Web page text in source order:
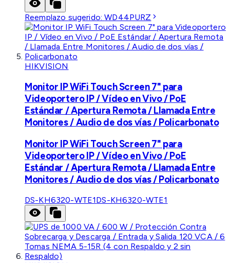
Reemplazo sugerido:WD44PURZ
HIKVISION
Monitor IP WiFi Touch Screen 7" para
Videoportero IP / Vídeo en Vivo / PoE
Estándar / Apertura Remota / Llamada Entre
Monitores / Audio de dos vías / Policarbonato
Monitor IP WiFi Touch Screen 7" para
Videoportero IP / Vídeo en Vivo / PoE
Estándar / Apertura Remota / Llamada Entre
Monitores / Audio de dos vías / Policarbonato
DS-KH6320-WTE1DS-KH6320-WTE1